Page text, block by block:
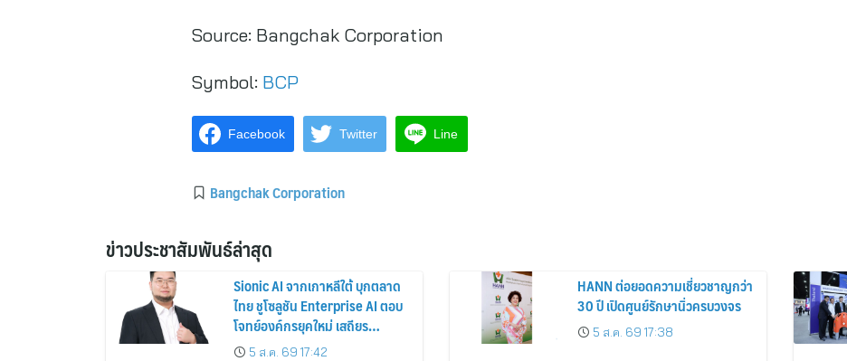
Source: Bangchak Corporation
Symbol: BCP
Facebook Twitter Line
Bangchak Corporation
ข่าวประชาสัมพันธ์ล่าสุด
Sionic AI จากเกาหลีใต้ บุกตลาด
ไทย ชูโซลูชัน Enterprise AI ตอบ
โจทย์องค์กรยุคใหม่ เสถียร
ปลอดภัย และใช้งานได้จริง
5 ส.ค. 69 17:42
HANN ต่อยอดความเชี่ยวชาญกว่า
30 ปี เปิดศูนย์รักษานิ่วครบวงจร
5 ส.ค. 69 17:38